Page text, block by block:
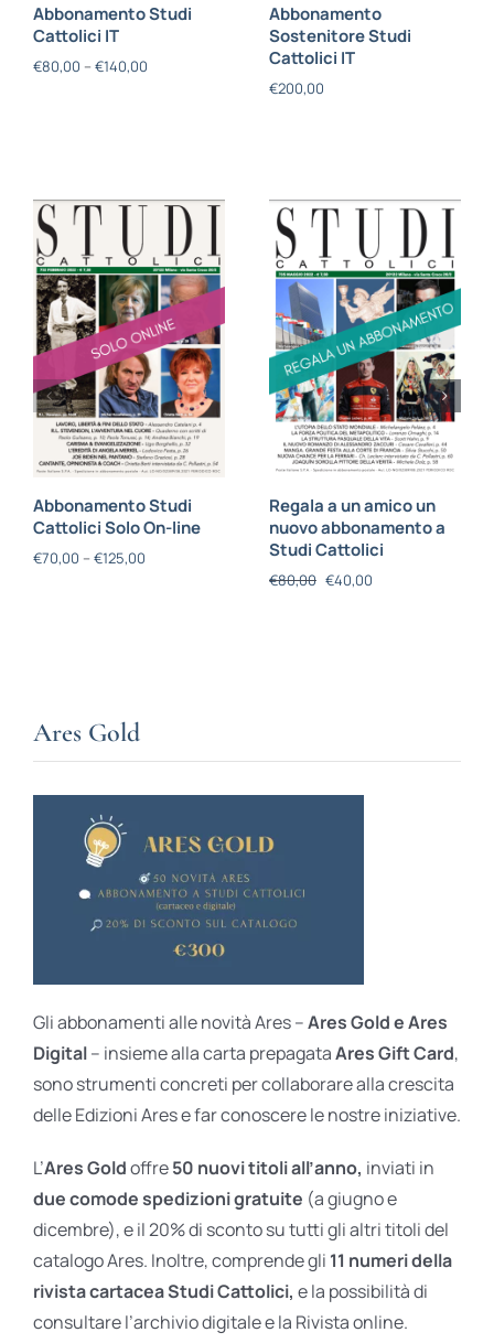
Abbonamento Studi
Cattolici IT
€80,00 – €140,00
Abbonamento
Sostenitore Studi
Cattolici IT
€200,00
Abbonamento Studi
Cattolici Solo On-line
€70,00 – €125,00
Regala a un amico un
nuovo abbonamento a
Studi Cattolici
€80,00 €40,00
Ares Gold
Gli abbonamenti alle novità Ares –Ares Gold e Ares
Digital– insieme alla carta prepagataAres Gift Card,
sono strumenti concreti per collaborare alla crescita
delle Edizioni Ares e far conoscere le nostre iniziative.
L’Ares Goldoffre50 nuovi titoli all’anno, inviati in
due comode spedizioni gratuite (a giugno e
dicembre), e il 20% di sconto su tutti gli altri titoli del
catalogo Ares. Inoltre, comprende gli 11 numeri della
rivista cartacea Studi Cattolici, e la possibilità di
consultare l’archivio digitale e la Rivista online.